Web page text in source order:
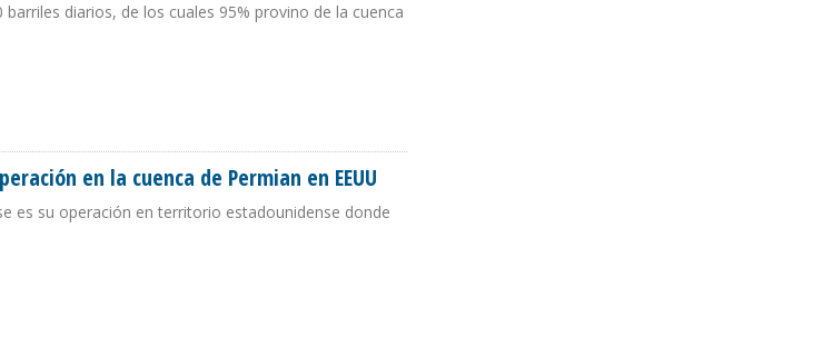
diarios, de los cuales 95% provino de la cuenca
en la cuenca de Permian en EEUU
es su operación en territorio estadounidense donde